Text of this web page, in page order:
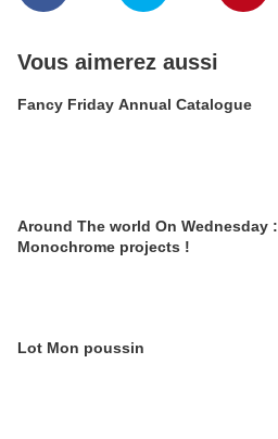
Vous aimerez aussi
Fancy Friday Annual Catalogue
Around The world On Wednesday :
Monochrome projects !
Lot Mon poussin